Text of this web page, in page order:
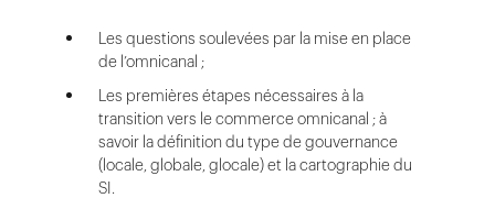
Les questions soulevées par la mise en place
de l’omnicanal ;
Les premières étapes nécessaires à la
transition vers le commerce omnicanal ; à
savoir la définition du type de gouvernance
(locale, globale, glocale) et la cartographie du
SI.